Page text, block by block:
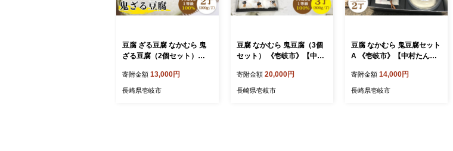
豆腐 ざる豆腐 なかむら 鬼
ざる豆腐（2個セット）
く】[JAN003] とうふ 豆腐
ざる豆腐 13000 13000円 の
寄附金額 13,000円
長崎県壱岐市
豆腐 なかむら 鬼豆腐（3個
セット） 《壱岐市》【中村
ふ のし プレゼント ギフト 2
0000 20000円 2万円
寄附金額 20,000円
長崎県壱岐市
豆腐 なかむら 鬼豆腐セット
A 《壱岐市》【中村たんぱ
セット 贈り物 ギフト プレ
ゼント 化粧箱 14000 14000
寄附金額 14,000円
長崎県壱岐市